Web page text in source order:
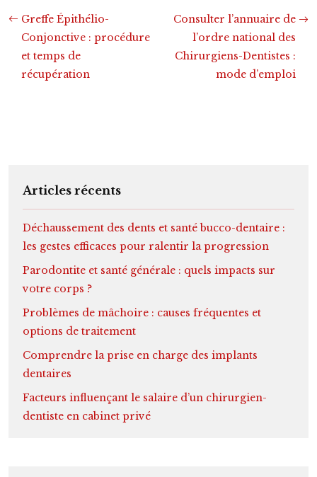
Greffe Épithélio-
Conjonctive : procédure
et temps de
récupération
Consulter l’annuaire de
l’ordre national des
Chirurgiens-Dentistes :
mode d’emploi
Articles récents
Déchaussement des dents et santé bucco-dentaire :
les gestes efficaces pour ralentir la progression
Parodontite et santé générale : quels impacts sur
votre corps ?
Problèmes de mâchoire : causes fréquentes et
options de traitement
Comprendre la prise en charge des implants
dentaires
Facteurs influençant le salaire d’un chirurgien-
dentiste en cabinet privé